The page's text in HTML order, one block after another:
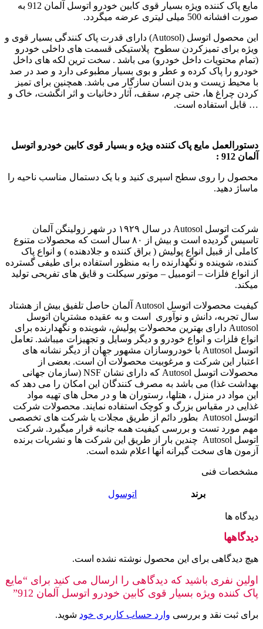
مایع پاک کننده ویژه بسیار قوی کابین خودرو اتوسل آلمان 912 به
صورت افشانه 500 میلی لیتری عرضه میگردد.
این محصول اتوسل (Autosol) دارای قدرت پاک کنندگی بسیار قوی و
ویژه برای تمیزکردن سطوح پلاستیکی قسمت های داخلی خودرو
(تمام محتویات داخل خودرو) می باشد . سخت ترین لکه های داخل
خودرو را پاک کرده و عطر و بوی بسیار مطبوعی دارد و صد در صد
با محیط زیست و بدن انسان سازگار می باشد. همچنین برای تمیز
کردن چراغ ها، حتی چرم، سقف، آثار دخانیات و اثر انگشت، خاک و
… قابل استفاده است.
دستورالعمل مایع پاک کننده ویژه و بسیار قوی کابین خودرو اتوسل
آلمان 912 :
محصول را روی سطح اسپری کنید و با یک دستمال مناسب ناحیه را
ماساژ دهید.
شرکت اتوسل Autosol در سال ۱۹۲۹ در شهر زولینگن آلمان
تاسیس گردیده است و بیش از ۸۰ سال است که محصولات متنوع
کاملی از قبیل انواع پولیش ( براق کننده و جلادهنده ) و انواع پاک
کننده، شوینده و نگهدارنده را به منظور استفاده برای طیفی گسترده
از انواع فلزات – اتومبیل – موتور سیکلت و قایق های تفریحی تولید
میکند.
کیفیت محصولات اتوسل Autosol آلمان حاصل تلفیق بیش از هشتاد
سال تجربه، دانش و نوآوری است و به عقیده مشتریان اتوسل
Autosol دارای بهترین محصولات پولیش، شوینده و نگهدارنده برای
انواع فلزات و انواع خودرو و دیگر وسایل و تجهیزات میباشد. تعامل
اتوسل Autosol با خودروسازان مشهور جهان از دیگر نشانه های
اعتبار این شرکت و مرغوبیت محصولات آن است. بعضی از
محصولات اتوسل Autosol که دارای نشان NSF (سازمان جهانی
بهداشت غذا) می باشد به مصرف کنندگان این امکان را می دهد که
این مواد در منزل ، هتلها، رستوران ها و در محل های تهیه مواد
غذایی در مقیاس بزرگ و کوچک استفاده نمایند. محصولات شرکت
اتوسل Autosol بطور دائم از طریق مجلات یا شرکت های تخصصی
مهم مورد تست و بررسی کیفیت همه جانبه قرار میگیرد. شرکت
اتوسل Autosol چندین بار از طریق این شرکت ها و نشریات برنده
آزمون های سخت گیرانه آنها اعلام شده است.
مشخصات فنی
برند اتوسول
دیدگاه ها
دیدگاهها
هیچ دیدگاهی برای این محصول نوشته نشده است.
اولین نفری باشید که دیدگاهی را ارسال می کنید برای “مایع
پاک کننده ویژه بسیار قوی کابین خودرو اتوسل آلمان 912”
برای ثبت نقد و بررسی وارد حساب کاربری خود شوید.